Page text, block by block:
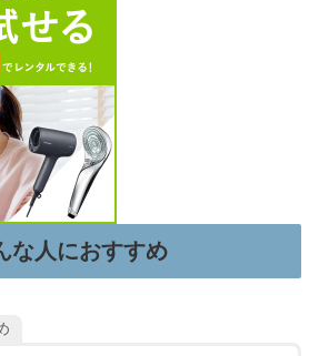
な人におすすめ